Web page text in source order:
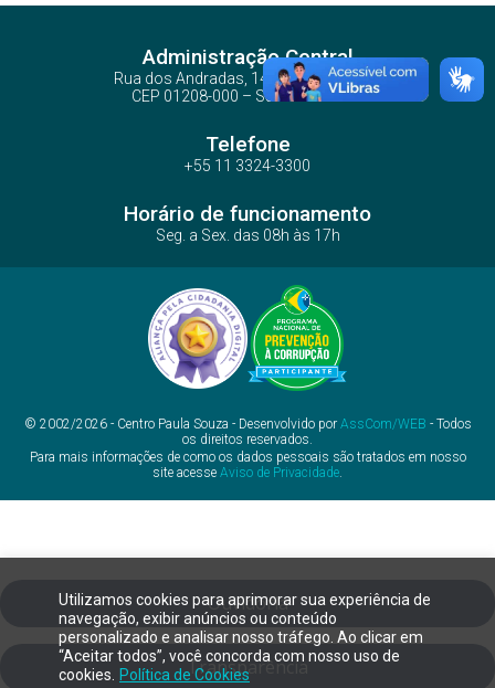
Utilizamos cookies para aprimorar sua experiência de
navegação, exibir anúncios ou conteúdo
personalizado e analisar nosso tráfego. Ao clicar em
“Aceitar todos”, você concorda com nosso uso de
cookies.
Política de Cookies
Administração Central
Rua dos Andradas, 140 - Santa Ifigênia
CEP 01208-000 – São Paulo – SP
Telefone
+55 11 3324-3300
Horário de funcionamento
Seg. a Sex. das 08h às 17h
© 2002/2026 - Centro Paula Souza - Desenvolvido por AssCom/WEB - Todos
os direitos reservados.
Para mais informações de como os dados pessoais são tratados em nosso
site acesse Aviso de Privacidade.
Ouvidoria
Transparência